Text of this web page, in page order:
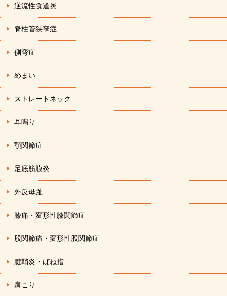
逆流性食道炎
脊柱管狭窄症
側弯症
めまい
ストレートネック
耳鳴り
顎関節症
足底筋膜炎
外反母趾
膝痛・変形性膝関節症
股関節痛・変形性股関節症
腱鞘炎・ばね指
肩こり